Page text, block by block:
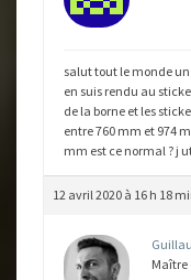
salut tout le monde
en suis rendu au
de la borne et les
entre 760 mm et 974
mm est ce normal ? j
12 avril 2020 à 16 h 18
Maître